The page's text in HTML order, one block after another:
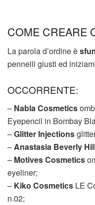
COME CREARE
La parola d’ordine è
pennelli giusti ed
OCCORRENTE:
– Nabla Cosmetics
Eyepencil in Bombay
–Glitter Injections
–Anastasia Beverly
– Motives Cosmetics
eyeliner;
– Kiko Cosmetics LE
n.02;